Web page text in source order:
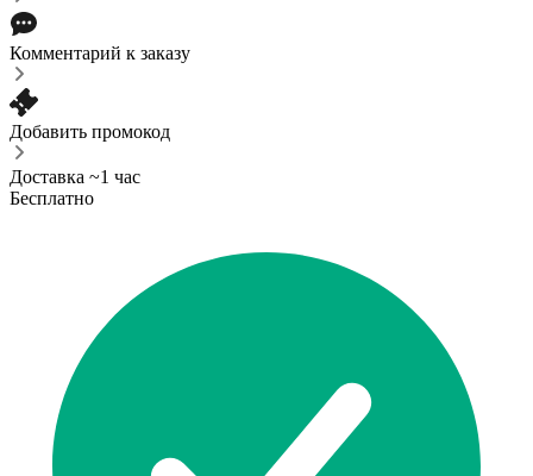
Комментарий к заказу
Добавить промокод
Доставка ~1 час
Бесплатно